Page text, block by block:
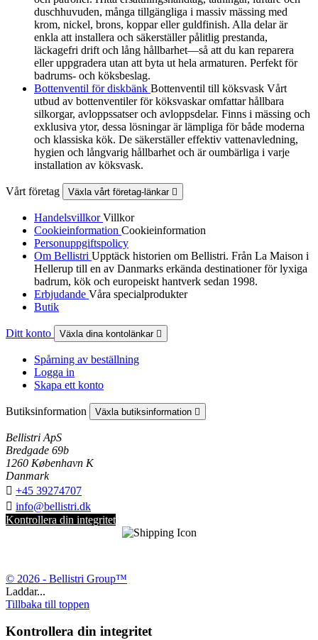
duschhuvuden, många tillgängliga i massiv mässing med
krom, nickel, brons, koppar eller guldfinish. Alla delar är
enkla att installera och säkerställer pålitlig prestanda,
läckagefri drift och lång hållbarhet—så att du kan reparera
eller uppgradera utan att byta ut hela armaturen. Perfekt för
badrums- och köksbeslag.
Bottenventil för diskbänk Bottenventil till köksvask Vårt
utbud av bottenventiler för köksvaskar omfattar hållbara
silkorgar, avloppssatser och avloppsdelar. Finns i mässing och
exklusiva ytor, dessa lösningar är lämpliga för både moderna
och klassiska kök. De säkerställer effektiv vattenavledning,
hygien och långvarig hållbarhet och är oumbärliga i varje
installation av köksvask.
Vårt företag Växla vårt företag-länkar 
HandelsvillkorVillkor
Cookieinformation Cookieinformation
Personuppgiftspolicy
Om Bellistri Upptäck historien om Bellistri. Från La Maison i
Hellerup till en av Danmarks erkända destinationer för lyxiga
badrum, kök och europeiskt hantverk sedan 1998.
Erbjudande Våra specialprodukter
Butik
Ditt konto Växla dina kontolänkar 
Spårning av beställning
Logga in
Skapa ett konto
Butiksinformation Växla butiksinformation 
Bellistri ApS
Bredgade 69b
1260 København K
Danmark
 +45 39274707
 info@bellistri.dk
Kontrollera din integritet
© 2026 - Bellistri Group™
Laddar...
Tillbaka till toppen
Kontrollera din integritet